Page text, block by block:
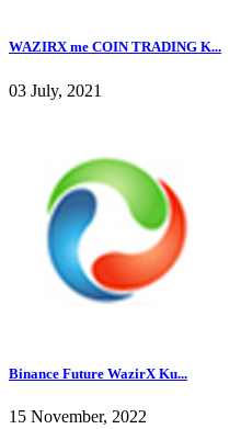
WAZIRX me COIN TRADING K...
03 July, 2021
Binance Future WazirX Ku...
15 November, 2022